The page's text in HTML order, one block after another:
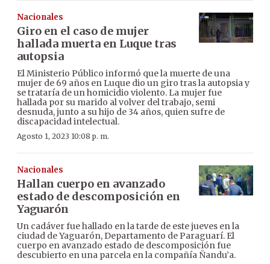
Nacionales
Giro en el caso de mujer
hallada muerta en Luque tras
autopsia
El Ministerio Público informó que la muerte de una
mujer de 69 años en Luque dio un giro tras la autopsia y
se trataría de un homicidio violento. La mujer fue
hallada por su marido al volver del trabajo, semi
desnuda, junto a su hijo de 34 años, quien sufre de
discapacidad intelectual.
Agosto 1, 2023 10:08 p. m.
Nacionales
Hallan cuerpo en avanzado
estado de descomposición en
Yaguarón
Un cadáver fue hallado en la tarde de este jueves en la
ciudad de Yaguarón, Departamento de Paraguarí. El
cuerpo en avanzado estado de descomposición fue
descubierto en una parcela en la compañía Ñandu’a.